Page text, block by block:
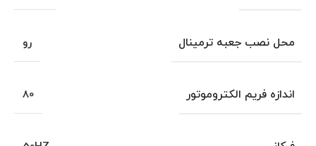
محل نصب جعبه ترمینال رو
اندازه فریم الکتروموتور 80